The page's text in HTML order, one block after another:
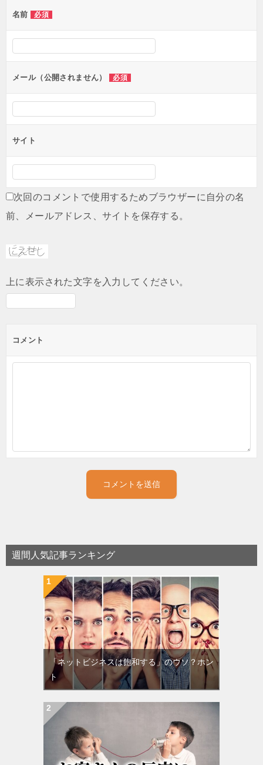
ー
シ
ョ
ン
名前 必須
メール（公開されません） 必須
サイト
次回のコメントで使用するためブラウザーに自分の名
前、メールアドレス、サイトを保存する。
上に表示された文字を入力してください。
コメント
週間人気記事ランキング
「ネットビジネスは飽和する」のウソ？ホン
ト